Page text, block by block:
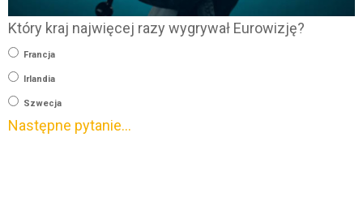
Który kraj najwięcej razy wygrywał Eurowizję?
Francja
Irlandia
Szwecja
Następne pytanie…